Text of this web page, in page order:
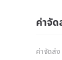
*This
charge.
ค่าจัด
ค่าจัดส่ง